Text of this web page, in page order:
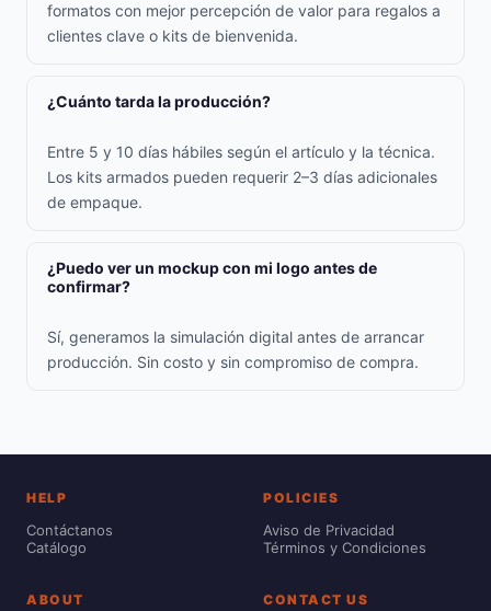
formatos con mejor percepción de valor para regalos a
clientes clave o kits de bienvenida.
¿Cuánto tarda la producción?
Entre 5 y 10 días hábiles según el artículo y la técnica.
Los kits armados pueden requerir 2–3 días adicionales
de empaque.
¿Puedo ver un mockup con mi logo antes de
confirmar?
Sí, generamos la simulación digital antes de arrancar
producción. Sin costo y sin compromiso de compra.
HELP
Contáctanos
Catálogo
POLICIES
Aviso de Privacidad
Términos y Condiciones
ABOUT CONTACT US